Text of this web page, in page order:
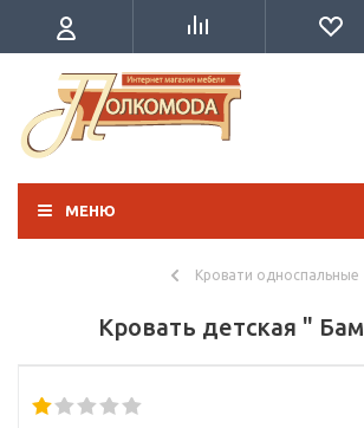
МЕНЮ
Кровати односпальные
Кровать детская "